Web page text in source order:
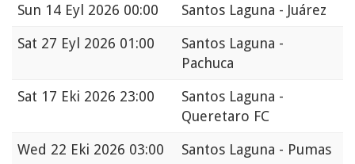
Sun 14 Eyl 2026 00:00
Santos Laguna - Juárez
Sat 27 Eyl 2026 01:00
Santos Laguna -
Pachuca
Sat 17 Eki 2026 23:00
Santos Laguna -
Queretaro FC
Wed 22 Eki 2026 03:00
Santos Laguna - Pumas